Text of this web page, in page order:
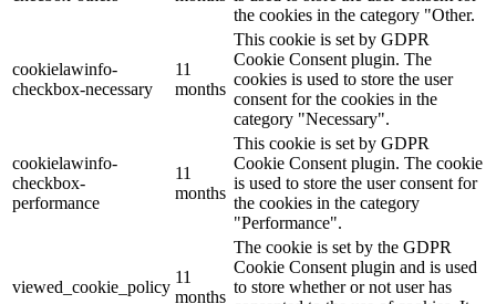
the cookies in the category "Other.
cookielawinfo-
checkbox-necessary
11
months
This cookie is set by GDPR
Cookie Consent plugin. The
cookies is used to store the user
consent for the cookies in the
category "Necessary".
cookielawinfo-
checkbox-
performance
11
months
This cookie is set by GDPR
Cookie Consent plugin. The cookie
is used to store the user consent for
the cookies in the category
"Performance".
viewed_cookie_policy
11
months
The cookie is set by the GDPR
Cookie Consent plugin and is used
to store whether or not user has